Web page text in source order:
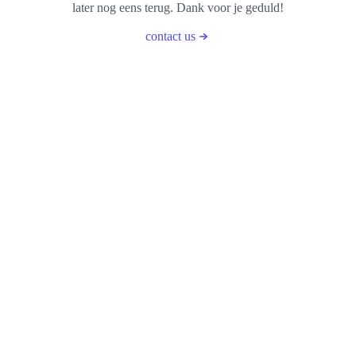
later nog eens terug. Dank voor je geduld!
contact us